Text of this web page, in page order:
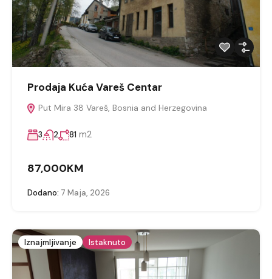
Prodaja Kuća Vareš Centar
Put Mira 38 Vareš, Bosnia and Herzegovina
3 2 81 m2
87,000KM
Dodano: 7 Maja, 2026
Iznajmljivanje Istaknuto